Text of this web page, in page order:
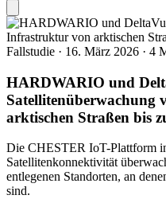
Fallstudie · 16. März 2026 · 4
HARDWARIO und
arktischen Straßen bis
Die CHESTER IoT-Plattform
Satellitenkonnektivität
entlegenen Standorten, an
sind.